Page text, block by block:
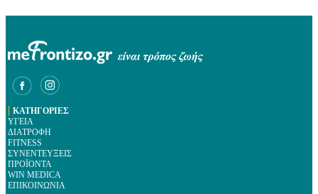
| ΚΑΤΗΓΟΡΙΕΣ
ΥΓΕΙΑ
ΔΙΑΤΡΟΦΗ
FITNESS
ΣΥΝΕΝΤΕΥΞΕΙΣ
ΠΡΟΪΟΝΤΑ
WIN MEDICA
ΕΠΙΚΟΙΝΩΝΙΑ